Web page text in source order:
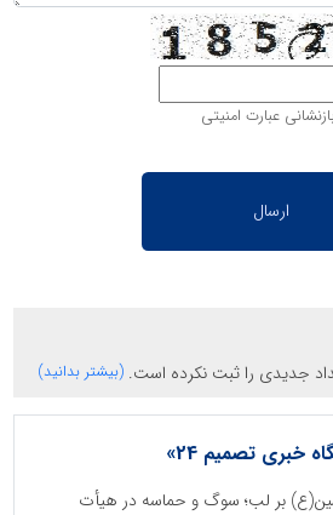
عبارت امنیتی
(بیشتر بدانید)
خبری تصمیم 24»
بر لب؛ سوگ و حماسه در هیأت